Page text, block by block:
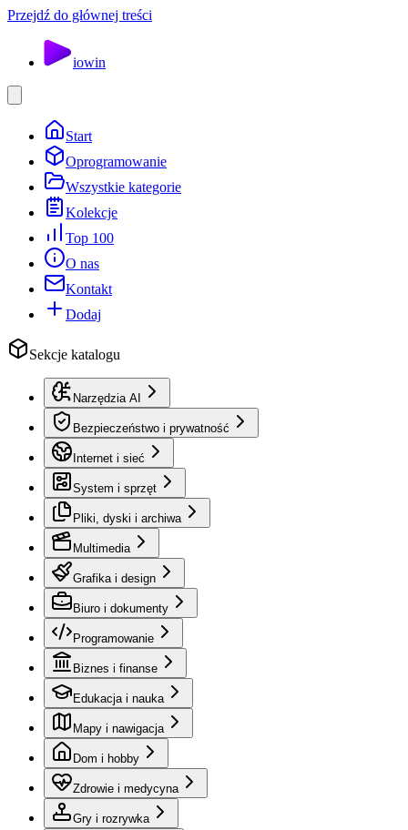
Przejdź do głównej treści
iowin
Start
Oprogramowanie
Wszystkie kategorie
Kolekcje
Top 100
O nas
Kontakt
Dodaj
Sekcje katalogu
Narzędzia AI
Bezpieczeństwo i prywatność
Internet i sieć
System i sprzęt
Pliki, dyski i archiwa
Multimedia
Grafika i design
Biuro i dokumenty
Programowanie
Biznes i finanse
Edukacja i nauka
Mapy i nawigacja
Dom i hobby
Zdrowie i medycyna
Gry i rozrywka